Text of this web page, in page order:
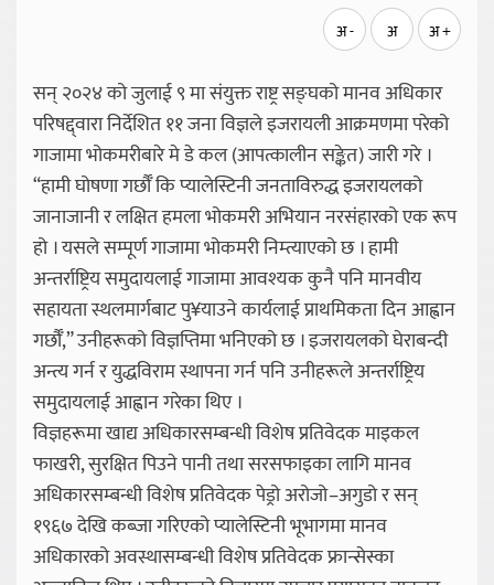
अ - अ अ +
सन् २०२४ को जुलाई ९ मा संयुक्त राष्ट्र सङ्घको मानव अधिकार
परिषद्द्वारा निर्देशित ११ जना विज्ञले इजरायली आक्रमणमा परेको
गाजामा भोकमरीबारे मे डे कल (आपत्कालीन सङ्केत) जारी गरे ।
“हामी घोषणा गर्छौँ कि प्यालेस्टिनी जनताविरुद्ध इजरायलको
जानाजानी र लक्षित हमला भोकमरी अभियान नरसंहारको एक रूप
हो । यसले सम्पूर्ण गाजामा भोकमरी निम्त्याएको छ । हामी
अन्तर्राष्ट्रिय समुदायलाई गाजामा आवश्यक कुनै पनि मानवीय
सहायता स्थलमार्गबाट पु¥याउने कार्यलाई प्राथमिकता दिन आह्वान
गर्छौँ,” उनीहरूको विज्ञप्तिमा भनिएको छ । इजरायलको घेराबन्दी
अन्त्य गर्न र युद्धविराम स्थापना गर्न पनि उनीहरूले अन्तर्राष्ट्रिय
समुदायलाई आह्वान गरेका थिए ।
विज्ञहरूमा खाद्य अधिकारसम्बन्धी विशेष प्रतिवेदक माइकल
फाखरी, सुरक्षित पिउने पानी तथा सरसफाइका लागि मानव
अधिकारसम्बन्धी विशेष प्रतिवेदक पेड्रो अरोजो–अगुडो र सन्
१९६७ देखि कब्जा गरिएको प्यालेस्टिनी भूभागमा मानव
अधिकारको अवस्थासम्बन्धी विशेष प्रतिवेदक फ्रान्सेस्का